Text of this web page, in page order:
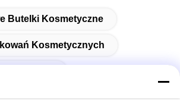
Butelki Kosmetyczne
Kosmetycznych